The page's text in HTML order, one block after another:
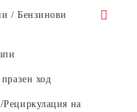
Датчици за
модули
напрежение
и
капачки и палци
подгревни свещи
/ Бензинови
помпи
ход
на